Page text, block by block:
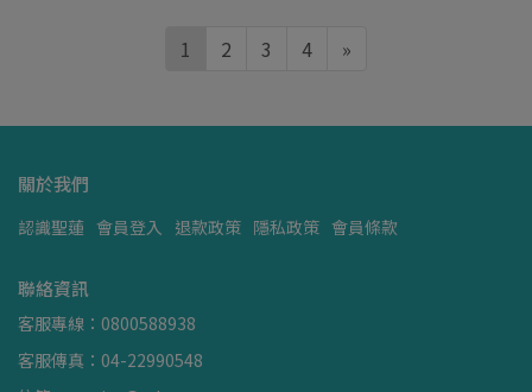
1 2 3 4 »
關於我們
認識聖蓮 會員登入 退款政策 隱私政策 會員條款
聯絡資訊
客服專線：0800588938
客服傳真：04-22990548